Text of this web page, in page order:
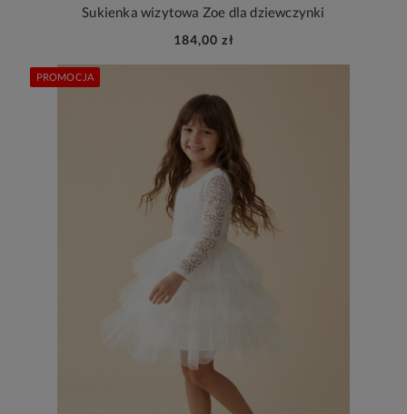
Sukienka wizytowa Zoe dla dziewczynki
184,00 zł
PROMOCJA